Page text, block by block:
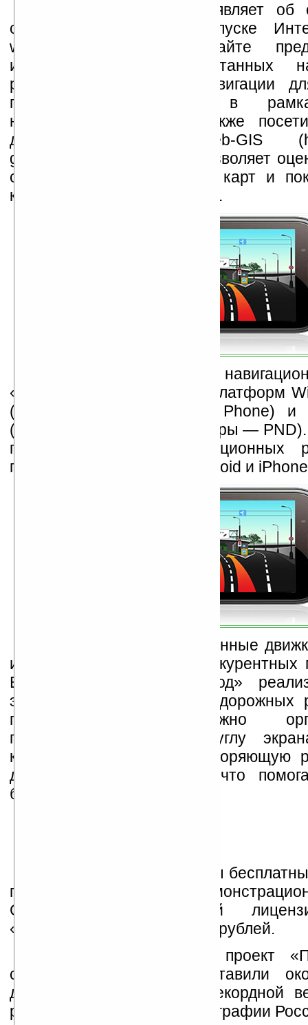
Сегодня компания объявляет об
старте проекта и о запуске
www.pro-gorod.ru. На сайте
информация о разработанных
решениях: программы навигации
платформ, созданные в
навигационные карты. Также
доступен сервис web-GIS
gorod.ru/maps), который позволяет
созданных навигационных карт и
картами территории России.
На данный момент
«Прогород» доступен для платформ
(коммуникаторы Windows Phone) и
(классические автонавигаторы —
планах – выпуск навигационных
платформ J2ME (Java), Android и
Программные навигационные
имеют ряд уникальных конкурентных
В частности, в «Прогород»
эмуляции перекрестков и дорожных
приближении к сложно
пересечениям дорог в углу
картинка, схематично повторяющую
данного участка дороги, что
быстрее сориентироваться.
Пользователям доступны
полнофункциональные
Стоимость коммерческой
«Прогород» составляет 950 рублей.
Общие инвестиции в проект
сентябрь 2009 года составили
долларов, что является рекордной
рынка навигационной картографии